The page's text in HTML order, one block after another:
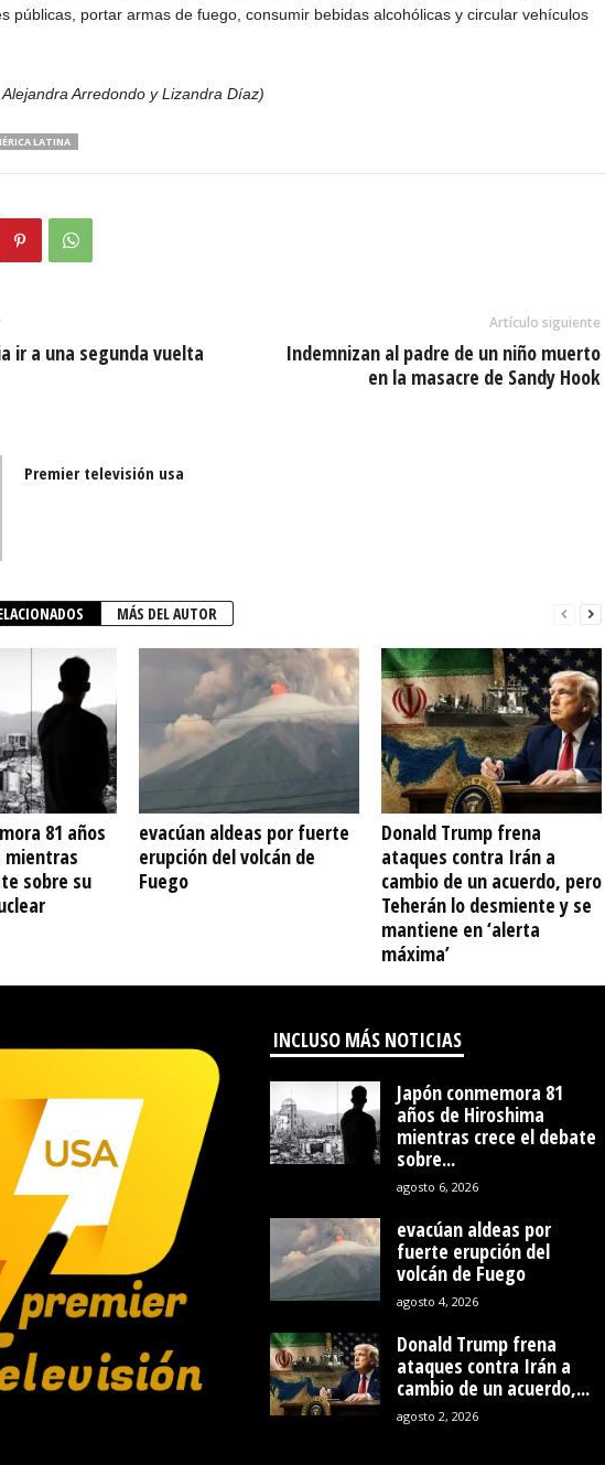
públicas, portar armas de fuego, consumir bebidas alcohólicas y circular vehículos
Arredondo y Lizandra Díaz)
LATINA
ir a una segunda vuelta
Artículo siguiente
Indemnizan al padre de un niño muerto
en la masacre de Sandy Hook
Premier televisión usa
MÁS DEL AUTOR
81 años
mientras
sobre su
evacúan aldeas por fuerte
erupción del volcán de
Fuego
Donald Trump frena
ataques contra Irán a
cambio de un acuerdo, pero
Teherán lo desmiente y se
mantiene en ‘alerta
máxima’
INCLUSO MÁS NOTICIAS
Japón conmemora 81
años de Hiroshima
mientras crece el debate
sobre...
agosto 6, 2026
evacúan aldeas por
fuerte erupción del
volcán de Fuego
agosto 4, 2026
Donald Trump frena
ataques contra Irán a
cambio de un acuerdo,...
agosto 2, 2026